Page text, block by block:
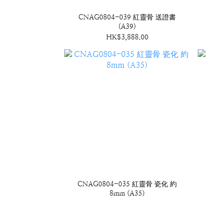
CNAG0804-039 紅靈骨 送證書
(A39)
HK$3,888.00
CNAG0804-035 紅靈骨 瓷化 約
8mm (A35)